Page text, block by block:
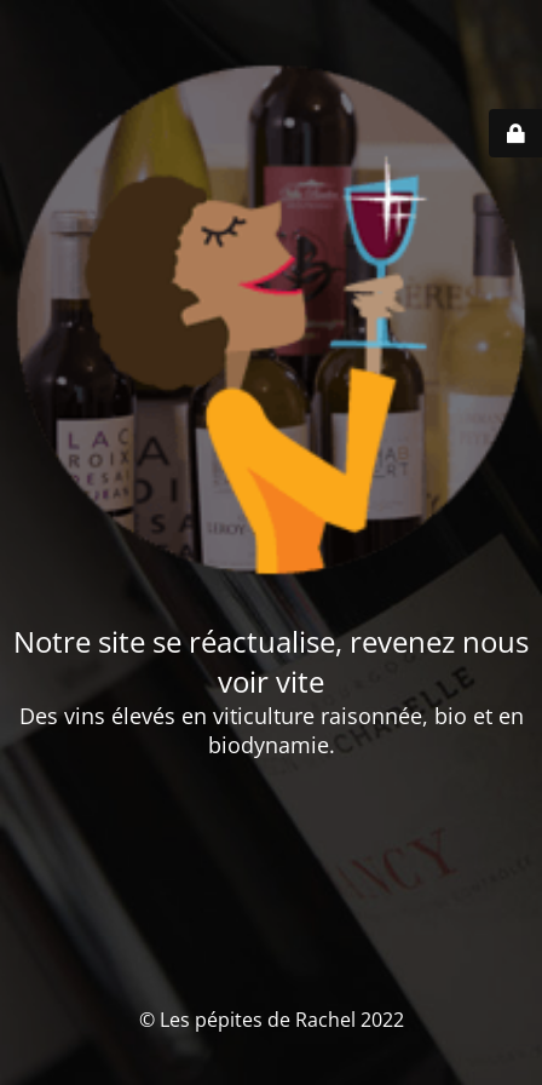
Notre site se réactualise, revenez nous
voir vite
Des vins élevés en viticulture raisonnée, bio et en
biodynamie.
© Les pépites de Rachel 2022